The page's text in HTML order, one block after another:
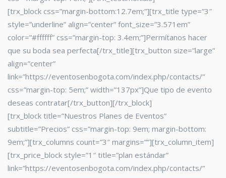
[trx_block css=”margin-bottom:12.7em;”][trx_title type=”3″
style=”underline” align=”center” font_size=”3.571em”
color=”#ffffff” css=”margin-top: 3.4em;”]Permítanos hacer
que su boda sea perfecta[/trx_title][trx_button size=”large”
align=”center”
link=”https://eventosenbogota.com/index.php/contacts/”
css=”margin-top: 5em;” width=”137px”]Que tipo de evento
deseas contratar[/trx_button][/trx_block]
[trx_block title=”Nuestros Planes de Eventos”
subtitle=”Precios” css=”margin-top: 9em; margin-bottom:
9em;”][trx_columns count=”3″ margins=””][trx_column_item]
[trx_price_block style=”1″ title=”plan estándar”
link=”https://eventosenbogota.com/index.php/contacts/”